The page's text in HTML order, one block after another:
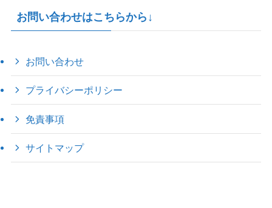
お問い合わせはこちらから↓
お問い合わせ
プライバシーポリシー
免責事項
サイトマップ